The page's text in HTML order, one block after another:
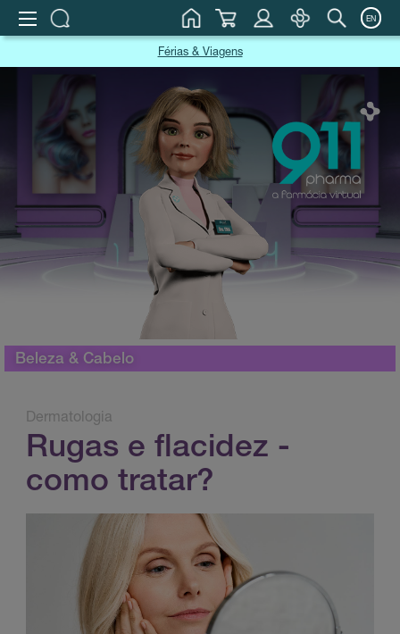
EN
Férias & Viagens
Beleza & Cabelo
Dermatologia
Rugas e flacidez -
como tratar?